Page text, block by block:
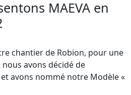
MAEVA en
chantier de Robion, pour une
avons décidé de
avons nommé notre Modèle «